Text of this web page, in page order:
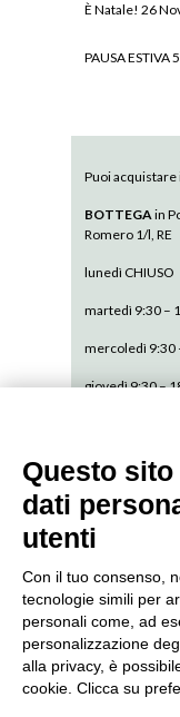
È Natale! 26
PAUSA ESTIVA
Puoi
BOTTEGAin
Romero 1/l, RE
lunedì CHIUSO
martedì 9:30 –
mercoledì 9:30
giovedì 9:30 –
sabato 9:30 –
domenica
42124
Questo
dati
utenti
Con il tuo consenso,
tecnologie simili per
personali come, ad
personalizzazione
alla privacy, è
cookie. Clicca su